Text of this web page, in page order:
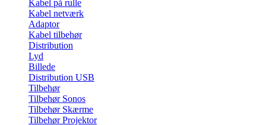
Kabel på rulle
Kabel netværk
Adaptor
Kabel tilbehør
Distribution
Lyd
Billede
Distribution USB
Tilbehør
Tilbehør Sonos
Tilbehør Skærme
Tilbehør Projektor